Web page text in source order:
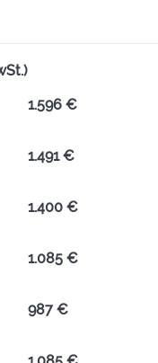
1.596 €
1.491 €
1.400 €
1.085 €
987 €